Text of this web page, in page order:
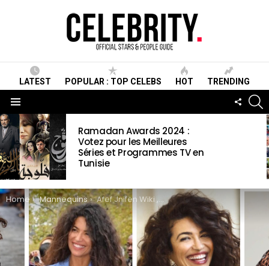
LATEST POPULAR : TOP CELEBS HOT TRENDING
LATEST
STORIES
Ramadan Awards 2024 :
Votez pour les Meilleures
Séries et Programmes TV en
Tunisie
You are here:
Home Mannequins Afef Jnifen Wiki ,Biographie, Age, Taille, Mariage, Contact & Informations